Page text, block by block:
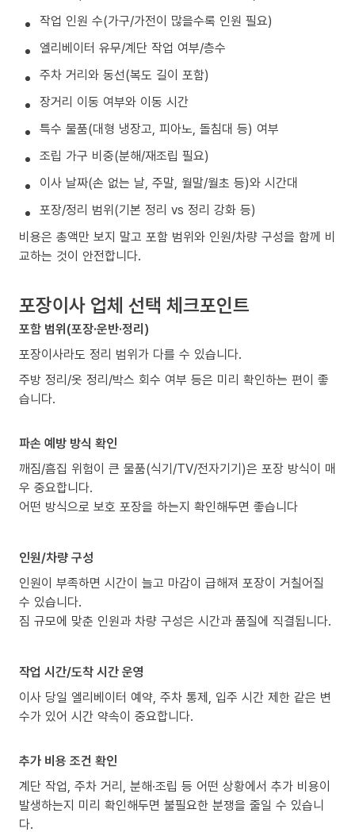
작업 인원 수(가구/가전이 많을수록 인원 필요)
엘리베이터 유무/계단 작업 여부/층수
주차 거리와 동선(복도 길이 포함)
장거리 이동 여부와 이동 시간
특수 물품(대형 냉장고, 피아노, 돌침대 등) 여부
조립 가구 비중(분해/재조립 필요)
이사 날짜(손 없는 날, 주말, 월말/월초 등)와 시간대
포장/정리 범위(기본 정리 vs 정리 강화 등)
비용은 총액만 보지 말고 포함 범위와 인원/차량 구성을 함께 비
교하는 것이 안전합니다.
포장이사 업체 선택 체크포인트
포함 범위(포장·운반·정리)
포장이사라도 정리 범위가 다를 수 있습니다.
주방 정리/옷 정리/박스 회수 여부 등은 미리 확인하는 편이 좋
습니다.
파손 예방 방식 확인
깨짐/흠집 위험이 큰 물품(식기/TV/전자기기)은 포장 방식이 매
우 중요합니다.
어떤 방식으로 보호 포장을 하는지 확인해두면 좋습니다
인원/차량 구성
인원이 부족하면 시간이 늘고 마감이 급해져 포장이 거칠어질
수 있습니다.
짐 규모에 맞춘 인원과 차량 구성은 시간과 품질에 직결됩니다.
작업 시간/도착 시간 운영
이사 당일 엘리베이터 예약, 주차 통제, 입주 시간 제한 같은 변
수가 있어 시간 약속이 중요합니다.
추가 비용 조건 확인
계단 작업, 주차 거리, 분해·조립 등 어떤 상황에서 추가 비용이
발생하는지 미리 확인해두면 불필요한 분쟁을 줄일 수 있습니
다.